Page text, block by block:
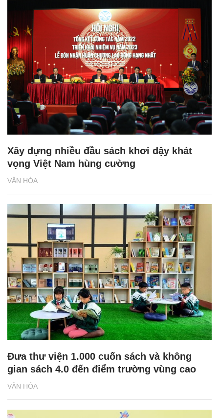
VĂN HÓA
Xây dựng nhiều đầu sách khơi dậy khát
vọng Việt Nam hùng cường
VĂN HÓA
Đưa thư viện 1.000 cuốn sách và không
gian sách 4.0 đến điểm trường vùng cao